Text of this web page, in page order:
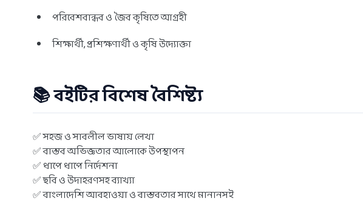
পরিবেশবান্ধব ও জৈব কৃষিতে আগ্রহী
শিক্ষার্থী, প্রশিক্ষণার্থী ও কৃষি উদ্যোক্তা
📚 বইটির বিশেষ বৈশিষ্ট্য
✅ সহজ ও সাবলীল ভাষায় লেখা
✅ বাস্তব অভিজ্ঞতার আলোকে উপস্থাপন
✅ ধাপে ধাপে নির্দেশনা
✅ ছবি ও উদাহরণসহ ব্যাখ্যা
✅ বাংলাদেশি আবহাওয়া ও বাস্তবতার সাথে মানানসই